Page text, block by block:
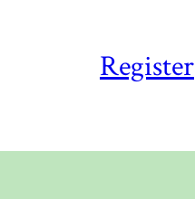
Register